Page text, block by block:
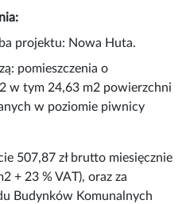
projektu: Nowa Huta.
pomieszczenia o
w tym 24,63 m2 powierzchni
w poziomie piwnicy
507,87 zł brutto miesięcznie
+ 23 % VAT), oraz za
Budynków Komunalnych